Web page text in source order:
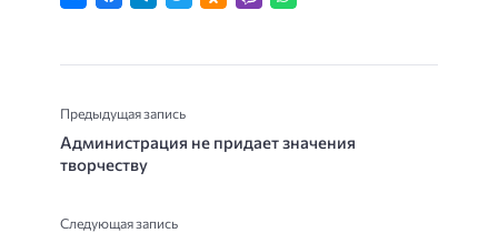
Предыдущая запись
Администрация не придает значения
творчеству
Следующая запись